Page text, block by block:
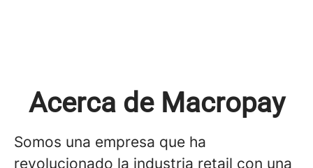
Acerca de Macropay
Somos una empresa que ha
revolucionado la industria retail con una